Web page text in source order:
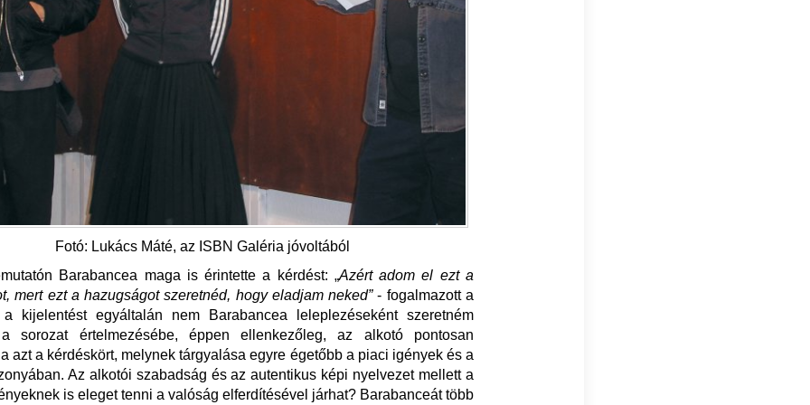
Fotó: Lukács Máté, az ISBN Galéria jóvoltából
Barabancea maga is érintette a kérdést: „Azért adom el ezt a
mert ezt a hazugságot szeretnéd, hogy eladjam neked”- fogalmazott a
kijelentést egyáltalán nem Barabancea leleplezéseként szeretném
sorozat értelmezésébe, éppen ellenkezőleg, az alkotó pontosan
azt a kérdéskört, melynek tárgyalása egyre égetőbb a piaci igények és a
Az alkotói szabadság és az autentikus képi nyelvezet mellett a
is eleget tenni a valóság elferdítésével járhat? Barabanceát több